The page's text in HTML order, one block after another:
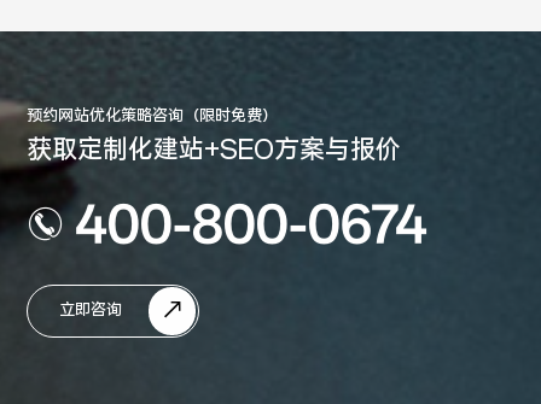
预约网站优化策略咨询（限时免费）
获取定制化建站+SEO方案与报价
400-800-0674
立即咨询